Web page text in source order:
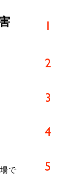
で